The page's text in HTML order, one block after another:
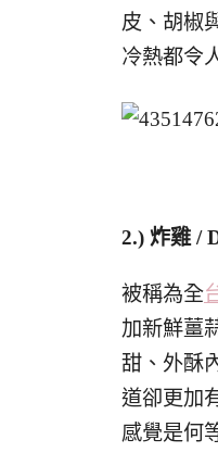
皮、胡椒
冷熱都令
2.) 炸雞 /
被稱為全
加新鮮薑
甜、外酥
道卻更加
感覺是何